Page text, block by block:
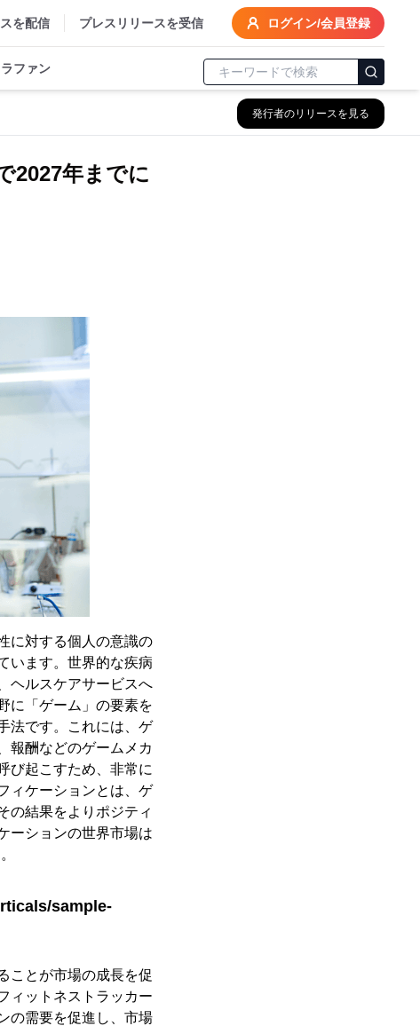
を配信 プレスリリースを受信 ログイン/会員登録
ファン
発行者のリリースを見る
2027年までに
に対する個人の意識の
います。世界的な疾病
ヘルスケアサービスへ
に「ゲーム」の要素を
法です。これには、ゲ
報酬などのゲームメカ
び起こすため、非常に
ィケーションとは、ゲ
の結果をよりポジティ
ーションの世界市場は
sample-
ことが市場の成長を促
ィットネストラッカー
の需要を促進し、市場